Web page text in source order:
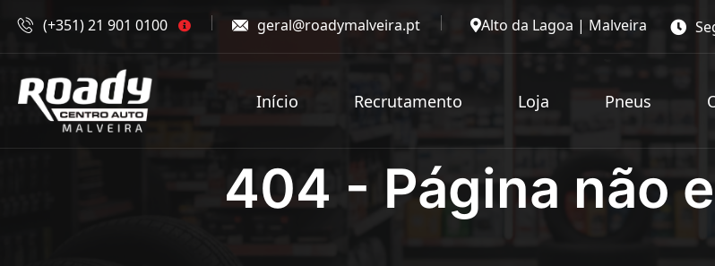
(+351) 21 901 0100 geral@roadymalveira.pt Alto da Lagoa | Malveira
Início Recrutamento Loja Pneus
404 - Página não